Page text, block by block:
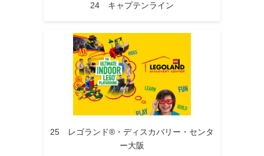
24 キャプテンライン
25 レゴランド®・ディスカバリー・センタ
ー大阪